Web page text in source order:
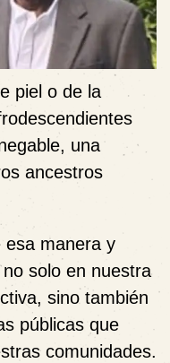
piel o de la
una
ancestros
esa manera y
solo en nuestra
sino también
públicas que
comunidades.